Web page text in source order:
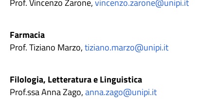
Prof. Vincenzo Zarone,vincenzo.zarone@unipi.it
Farmacia
Prof. Tiziano Marzo,tiziano.marzo@unipi.it
Filologia, Letteratura e Linguistica
Prof.ssa Anna Zago,anna.zago@unipi.it